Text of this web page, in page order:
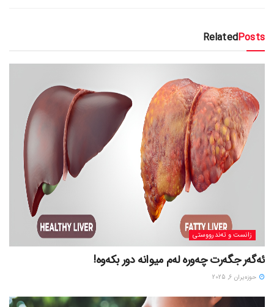
RelatedPosts
زانست و تەندرووستی
ئەگەر جگەرت چەورە لەم میوانە دور بکەوە!
حوزه‌یران 6, 2025